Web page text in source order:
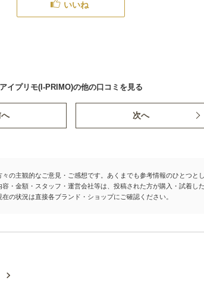
いいね
アイプリモ(I-PRIMO)の他の口コミを見る
次へ
の主観的なご意見・ご感想です。あくまでも参考情報のひとつと
・金額・スタッフ・運営会社等は、投稿された方が購入・試着し
の状況は直接各ブランド・ショップにご確認ください。